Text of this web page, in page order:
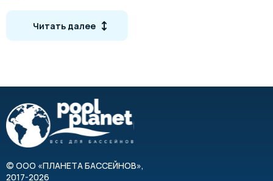
Технические характеристики
Напор, м
8
Мощность, кВт
Входное отверстие
Выходное отверстие
Читать далее
© ООО «ПЛАНЕТА БАССЕЙНОВ»,
2017-2026